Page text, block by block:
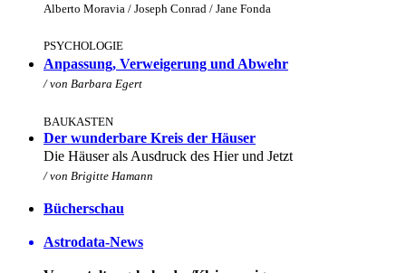
Alberto Moravia / Joseph Conrad / Jane Fonda
PSYCHOLOGIE
Anpassung, Verweigerung und Abwehr
/ von Barbara Egert
BAUKASTEN
Der wunderbare Kreis der Häuser
Die Häuser als Ausdruck des Hier und Jetzt
/ von Brigitte Hamann
Bücherschau
Astrodata-News